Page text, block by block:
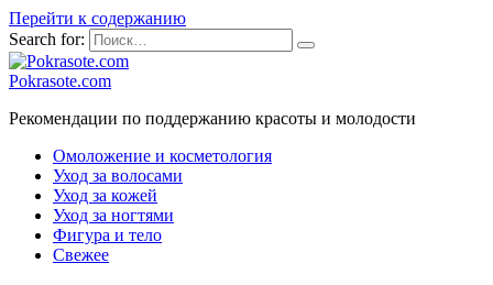
Перейти к содержанию
Search for:
Pokrasote.com
Рекомендации по поддержанию красоты и молодости
Омоложение и косметология
Уход за волосами
Уход за кожей
Уход за ногтями
Фигура и тело
Свежее